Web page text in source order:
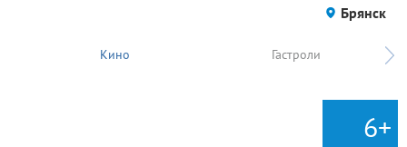
Брянск
Кино Гастроли
6+